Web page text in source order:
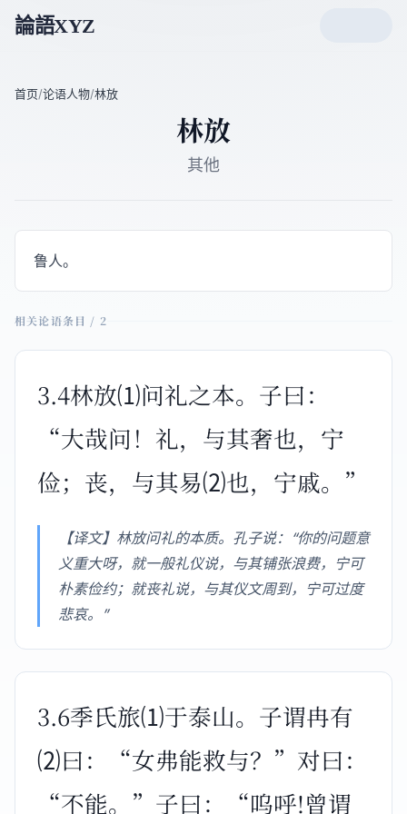
論語XYZ
首页/论语人物/林放
林放
其他
鲁人。
相关论语条目 / 2
3.4林放⑴问礼之本。子曰：
“大哉问！礼，与其奢也，宁
俭；丧，与其易⑵也，宁戚。”
【译文】林放问礼的本质。孔子说：“你的问题意
义重大呀，就一般礼仪说，与其铺张浪费，宁可
朴素俭约；就丧礼说，与其仪文周到，宁可过度
悲哀。”
3.6季氏旅⑴于泰山。子谓冉有
⑵曰：“女弗能救与？”对曰：
“不能。”子曰：“呜呼!曾谓